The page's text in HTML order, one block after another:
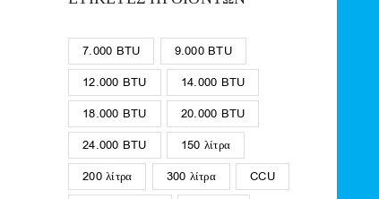
7.000 BTU 9.000 BTU
12.000 BTU 14.000 BTU
18.000 BTU 20.000 BTU
24.000 BTU 150 λίτρα
200 λίτρα 300 λίτρα CCU